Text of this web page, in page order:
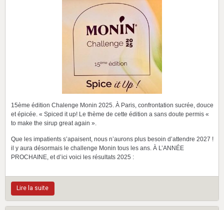
15ème édition Chalenge Monin 2025. À Paris, confrontation sucrée, douce
et épicée. « Spiced it up! Le thème de cette édition a sans doute permis «
to make the sirup great again ».
Que les impatients s’apaisent, nous n’aurons plus besoin d’attendre 2027 !
il y aura désormais le challenge Monin tous les ans. À L’ANNÉE
PROCHAINE, et d’ici voici les résultats 2025 :
Lire la suite